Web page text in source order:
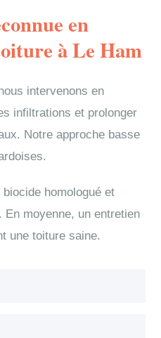
en
à Le Ham
intervenons en
infiltrations et prolonger
Notre approche basse
homologué et
moyenne, un entretien
une toiture saine.